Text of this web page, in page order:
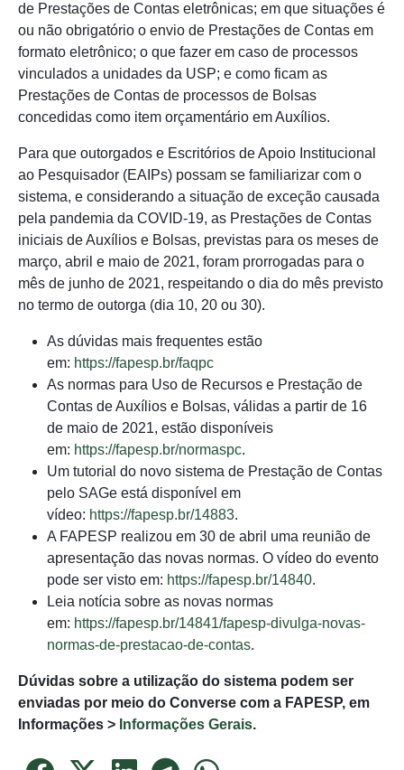
de Prestações de Contas eletrônicas; em que situações é
ou não obrigatório o envio de Prestações de Contas em
formato eletrônico; o que fazer em caso de processos
vinculados a unidades da USP; e como ficam as
Prestações de Contas de processos de Bolsas
concedidas como item orçamentário em Auxílios.
Para que outorgados e Escritórios de Apoio Institucional
ao Pesquisador (EAIPs) possam se familiarizar com o
sistema, e considerando a situação de exceção causada
pela pandemia da COVID-19, as Prestações de Contas
iniciais de Auxílios e Bolsas, previstas para os meses de
março, abril e maio de 2021, foram prorrogadas para o
mês de junho de 2021, respeitando o dia do mês previsto
no termo de outorga (dia 10, 20 ou 30).
As dúvidas mais frequentes estão
em: https://fapesp.br/faqpc
As normas para Uso de Recursos e Prestação de
Contas de Auxílios e Bolsas, válidas a partir de 16
de maio de 2021, estão disponíveis
em: https://fapesp.br/normaspc.
Um tutorial do novo sistema de Prestação de Contas
pelo SAGe está disponível em
vídeo: https://fapesp.br/14883.
A FAPESP realizou em 30 de abril uma reunião de
apresentação das novas normas. O vídeo do evento
pode ser visto em: https://fapesp.br/14840.
Leia notícia sobre as novas normas
em: https://fapesp.br/14841/fapesp-divulga-novas-
normas-de-prestacao-de-contas.
Dúvidas sobre a utilização do sistema podem ser
enviadas por meio do Converse com a FAPESP, em
Informações > Informações Gerais.